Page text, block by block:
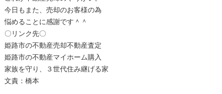
今日もまた、売却のお客様の為
悩めることに感謝です＾＾
〇リンク先〇
姫路市の不動産売却不動産査定
姫路市の不動産マイホーム購入
家族を守り、３世代住み継げる家
文責：橋本